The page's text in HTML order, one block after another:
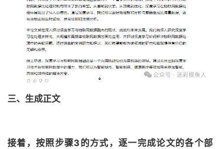
三、生成正文
接着，按照步骤3的方式，逐一完成论文的各个部